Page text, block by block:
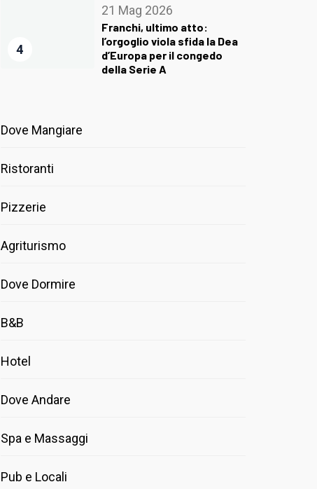
4
21 Mag 2026
Franchi, ultimo atto:
l’orgoglio viola sfida la Dea
d’Europa per il congedo
della Serie A
Dove Mangiare
Ristoranti
Pizzerie
Agriturismo
Dove Dormire
B&B
Hotel
Dove Andare
Spa e Massaggi
Pub e Locali